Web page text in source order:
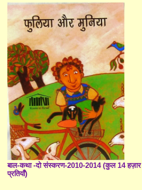
बाल-कथा -दो संस्करण-2010-2014 (कुल 14 हज़ार
प्रतियाँ)